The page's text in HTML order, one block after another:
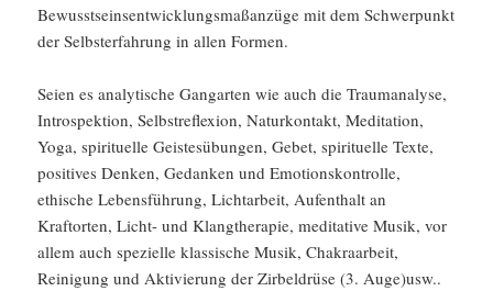
Bewusstseinsentwicklungsmaßanzüge mit dem Schwerpunkt
der Selbsterfahrung in allen Formen.
Seien es analytische Gangarten wie auch die Traumanalyse,
Introspektion, Selbstreflexion, Naturkontakt, Meditation,
Yoga, spirituelle Geistesübungen, Gebet, spirituelle Texte,
positives Denken, Gedanken und Emotionskontrolle,
ethische Lebensführung, Lichtarbeit, Aufenthalt an
Kraftorten, Licht- und Klangtherapie, meditative Musik, vor
allem auch spezielle klassische Musik, Chakraarbeit,
Reinigung und Aktivierung der Zirbeldrüse (3. Auge)usw..